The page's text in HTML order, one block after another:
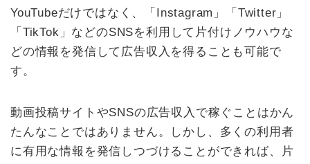
YouTubeだけではなく、「Instagram」「Twitter」
「TikTok」などのSNSを利用して片付けノウハウな
どの情報を発信して広告収入を得ることも可能で
す。
動画投稿サイトやSNSの広告収入で稼ぐことはかん
たんなことではありません。しかし、多くの利用者
に有用な情報を発信しつづけることができれば、片